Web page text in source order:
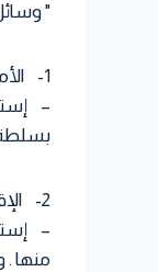
"
1- الأمر :
–
بسلطة
2- الإقناع :
–
منها .